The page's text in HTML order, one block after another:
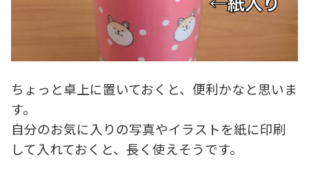
ちょっと卓上に置いておくと、便利かなと思いま
す。
自分のお気に入りの写真やイラストを紙に印刷
して入れておくと、長く使えそうです。